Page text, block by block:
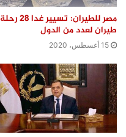
مصر للطيران: تسيير غدا 28 رحلة
طيران لعدد من الدول
15 أغسطس، 2020